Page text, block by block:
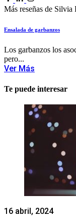
Más reseñas de Silvia
Ensalada de garbanzos
Los garbanzos los
pero...
Ver Más
Te puede interesar
16 abril, 2024